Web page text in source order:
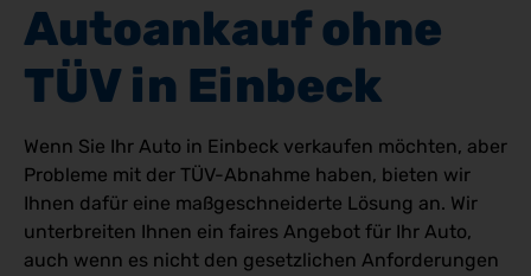
Autoankauf ohne
TÜV in Einbeck
Wenn Sie Ihr Auto in Einbeck verkaufen möchten, aber
Probleme mit der TÜV-Abnahme haben, bieten wir
Ihnen dafür eine maßgeschneiderte Lösung an. Wir
unterbreiten Ihnen ein faires Angebot für Ihr Auto,
auch wenn es nicht den gesetzlichen Anforderungen